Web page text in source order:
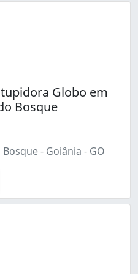
Globo em
Bosque
- Goiânia - GO